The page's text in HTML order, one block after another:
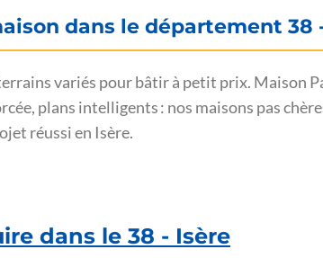
dans le département 38
variés pour bâtir à petit prix. Maison
plans intelligents : nos maisons pas
réussi en Isère.
dans le 38 - Isère